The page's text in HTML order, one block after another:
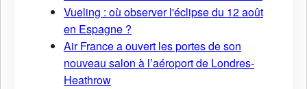
Vueling : où observer l'éclipse du 12 août
en Espagne ?
Air France a ouvert les portes de son
nouveau salon à l’aéroport de Londres-
Heathrow